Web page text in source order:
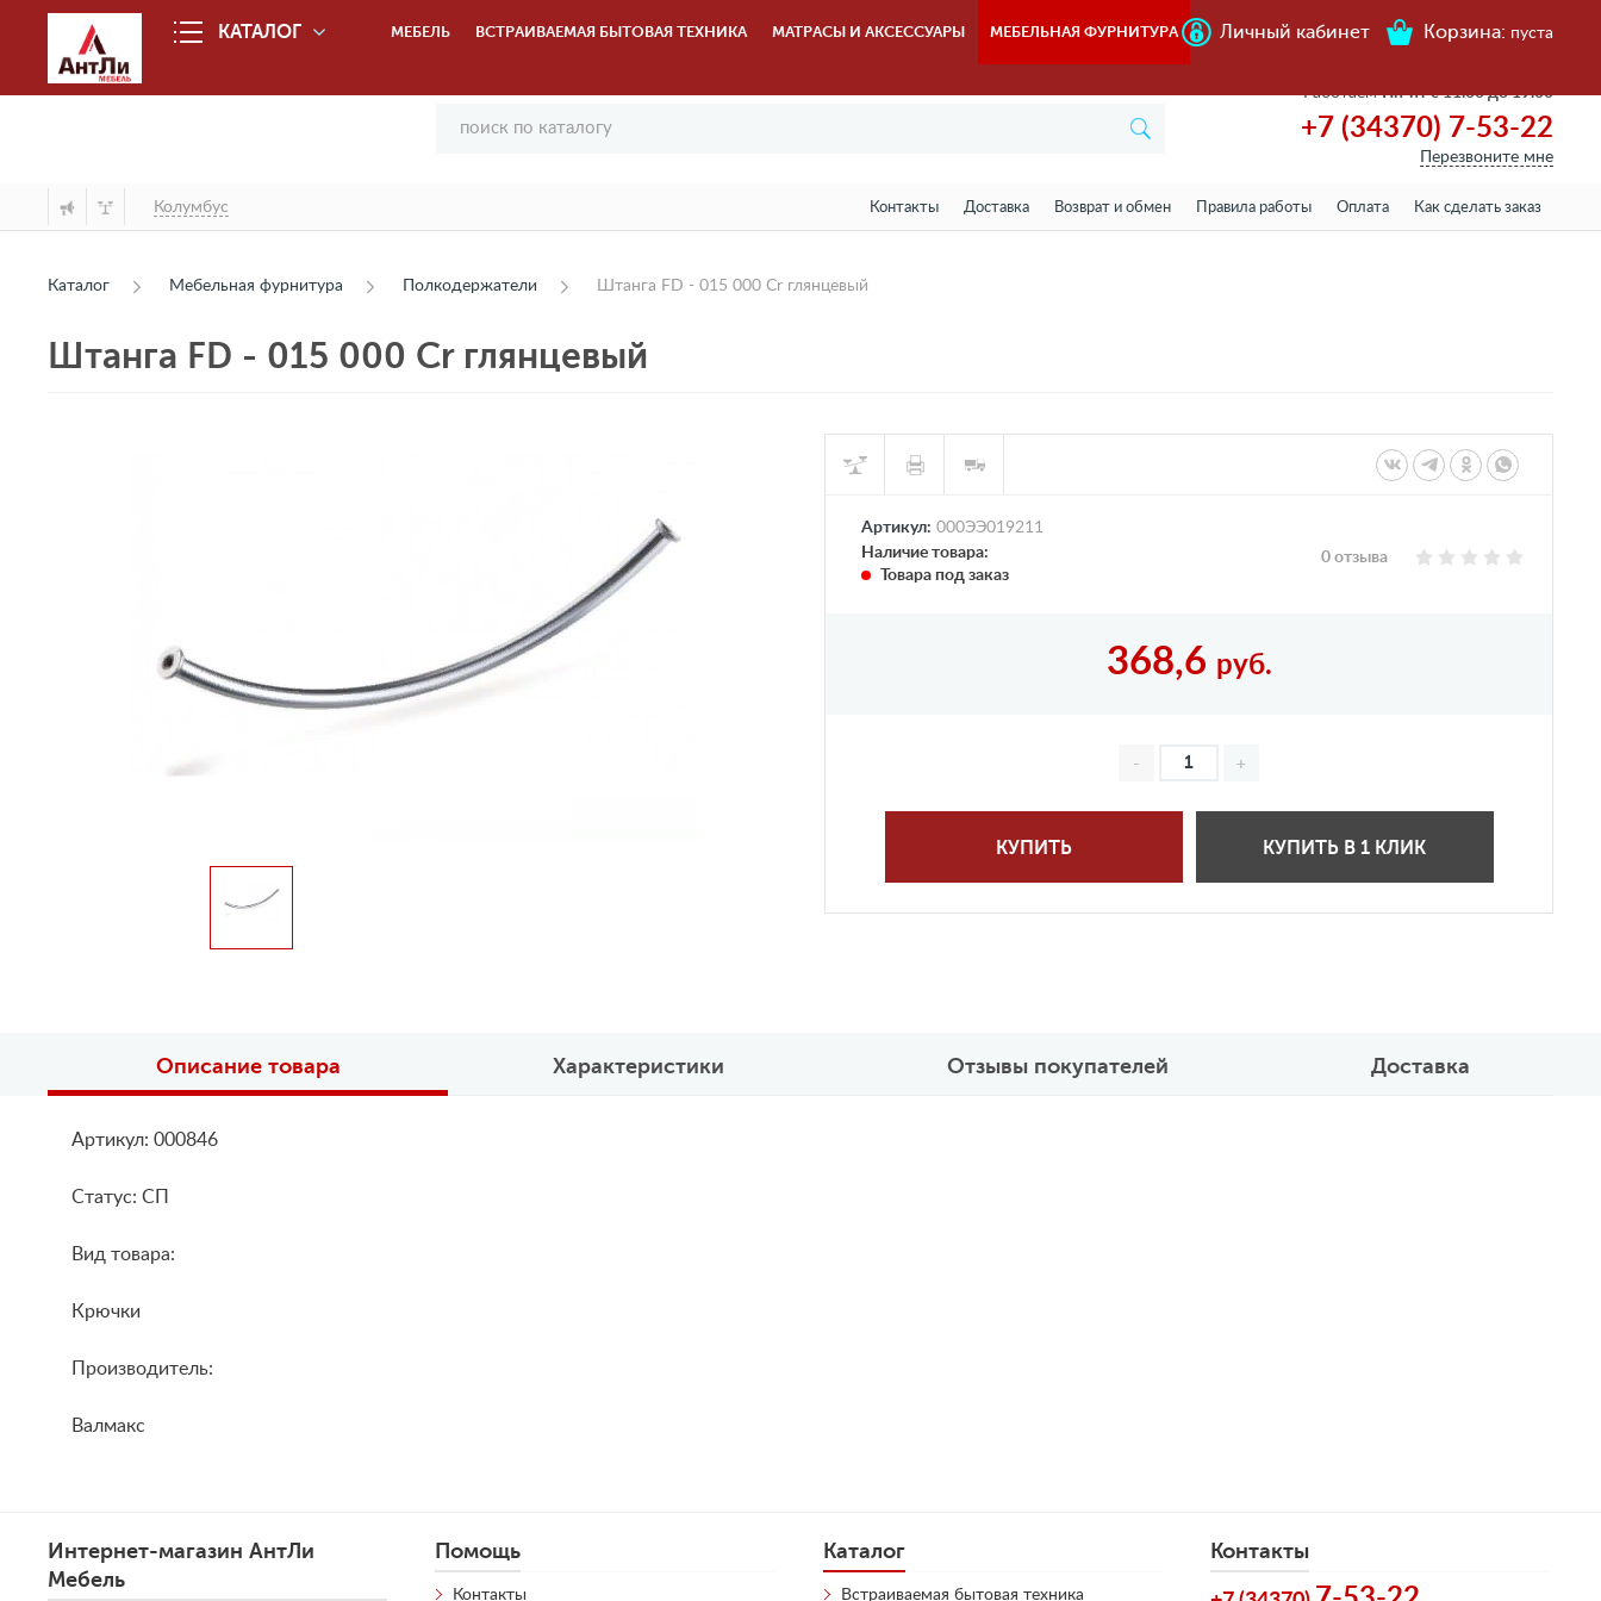
КАТАЛОГ МЕБЕЛЬ ВСТРАИВАЕМАЯ БЫТОВАЯ ТЕХНИКА МАТРАСЫ И АКСЕССУАРЫ МЕБЕЛЬНАЯ ФУРНИТУРА Личный кабинет Корзина: пуста
РаботаемПн-пт с 11.00 до 19.00
+7 (34370) 7-53-22
Перезвоните мне
Колумбус Контакты Доставка Возврат и обмен Правила работы Оплата Как сделать заказ
Каталог Мебельная фурнитура Полкодержатели Штанга FD - 015 000 Cr глянцевый
Штанга FD - 015 000 Cr глянцевый
Артикул: 000ЭЭ019211
Наличие товара:
Товара под заказ
0 отзыва
368,6 руб.
КУПИТЬ КУПИТЬ В 1 КЛИК
Описание товара Характеристики Отзывы покупателей Доставка
Артикул: 000846
Статус: СП
Вид товара:
Крючки
Производитель:
Валмакс
Интернет-магазин АнтЛи
Мебель
Помощь
Контакты
Контакты
Каталог
Встраиваемая бытовая техника